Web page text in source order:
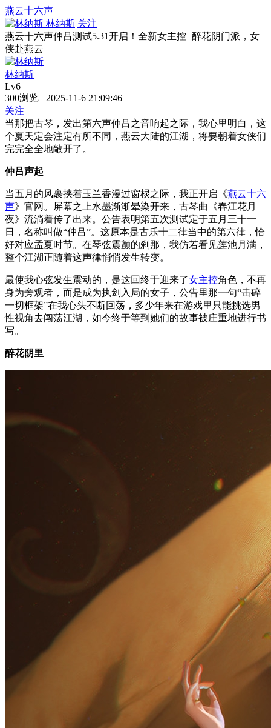
燕云十六声
林纳斯 关注
燕云十六声仲吕测试5.31开启！全新女主控+醉花阴门派，女
侠赴燕云
林纳斯
Lv6
300浏览 2025-11-6 21:09:46
关注
当那把古琴，发出第六声仲吕之音响起之际，我心里明白，这
个夏天定会注定有所不同，燕云大陆的江湖，将要朝着女侠们
完完全全地敞开了。
仲吕声起
当五月的风裹挟着玉兰香漫过窗棂之际，我正开启《燕云十六
声》官网。屏幕之上水墨渐渐晕染开来，古琴曲《春江花月
夜》流淌着传了出来。公告表明第五次测试定于五月三十一
日，名称叫做“仲吕”。这原本是古乐十二律当中的第六律，恰
好对应孟夏时节。在琴弦震颤的刹那，我仿若看见莲池月满，
整个江湖正随着这声律悄悄发生转变。
最使我心弦发生震动的，是这回终于迎来了女主控角色，不再
身为旁观者，而是成为执剑入局的女子，公告里那一句“击碎
一切框架”在我心头不断回荡，多少年来在游戏里只能挑选男
性视角去闯荡江湖，如今终于等到她们的故事被庄重地进行书
写。
醉花阴里